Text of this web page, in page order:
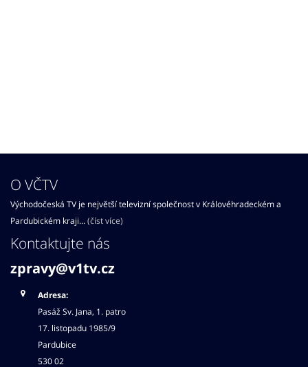
O VČTV
Východočeská TV je největší televizní společnost v Královéhradeckém a
Pardubickém kraji...(číst více)
Kontaktujte nás
zpravy@v1tv.cz
Adresa:
Pasáž Sv. Jana, 1. patro
17. listopadu 1985/9
Pardubice
530 02